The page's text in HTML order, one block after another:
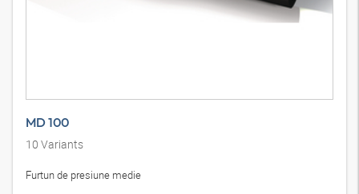
MD 100
10 Variants
Furtun de presiune medie